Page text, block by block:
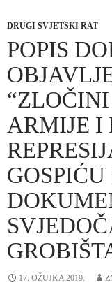
DRUGI SVJETSKI RAT
POPIS
ARMIJE I
17. OŽUJKA 2019.